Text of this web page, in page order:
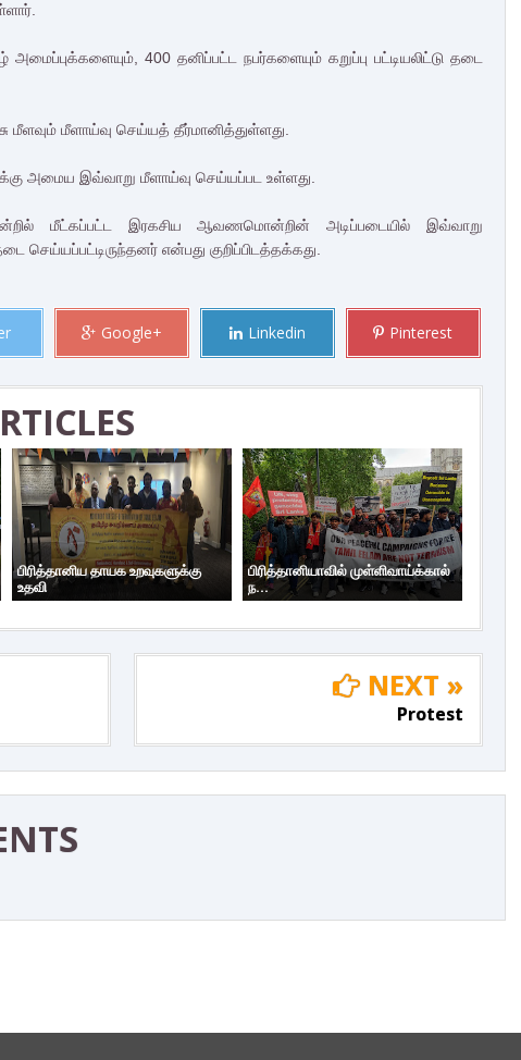
400 தனிப்பட்ட நபர்களையும் கறுப்பு பட்டியலிட்டு தடை
மீளவும் மீளாய்வு செய்யத் தீர்மானித்துள்ளது.
அமைய இவ்வாறு மீளாய்வு செய்யப்பட உள்ளது.
மீட்கப்பட்ட இரகசிய ஆவணமொன்றின் அடிப்படையில் இவ்வாறு
செய்யப்பட்டிருந்தனர் என்பது குறிப்பிடத்தக்கது.
Google+ Linkedin Pinterest
பிரித்தானிய தாயக உறவுகளுக்கு
உதவி
பிரித்தானியாவில் முள்ளிவாய்க்கால்
ந...
NEXT »
Protest